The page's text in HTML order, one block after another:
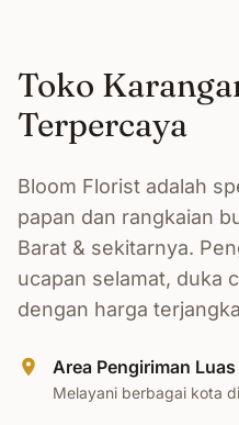
Toko
Terpercaya
Bloom Florist adalah
papan dan rangkaian
Barat & sekitarnya.
ucapan selamat, duka
dengan harga
Area Pengiriman Luas
Melayani berbagai kota